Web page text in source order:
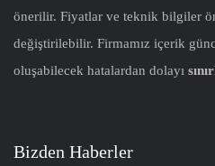
önerilir. Fiyatlar ve teknik bilgiler
değiştirilebilir. Firmamız içerik
oluşabilecek hatalardan dolayı
Bizden Haberler